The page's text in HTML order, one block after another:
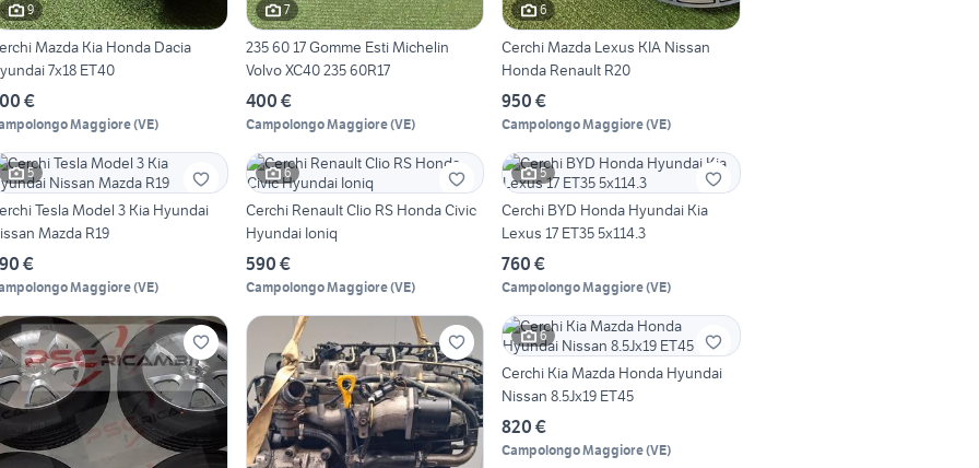
9
Mazda Kia Honda Dacia
7x18 ET40
€
Maggiore(VE)
7
235 60 17 Gomme Esti Michelin
Volvo XC40 235 60R17
400 €
Campolongo Maggiore(VE)
6
Cerchi Mazda Lexus KIA Nissan
Honda Renault R20
950 €
Campolongo Maggiore(VE)
5
Tesla Model 3 Kia Hyundai
Mazda R19
€
Maggiore(VE)
6
Cerchi Renault Clio RS Honda Civic
Hyundai Ioniq
590 €
Campolongo Maggiore(VE)
5
Cerchi BYD Honda Hyundai Kia
Lexus 17 ET35 5x114.3
760 €
Campolongo Maggiore(VE)
6
Cerchi Kia Mazda Honda Hyundai
Nissan 8.5Jx19 ET45
820 €
Campolongo Maggiore(VE)